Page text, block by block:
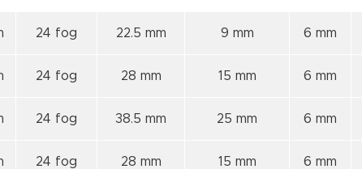
24 fog 22.5 mm 9 mm 6 mm
24 fog 28 mm 15 mm 6 mm
24 fog 38.5 mm 25 mm 6 mm
24 fog 28 mm 15 mm 6 mm